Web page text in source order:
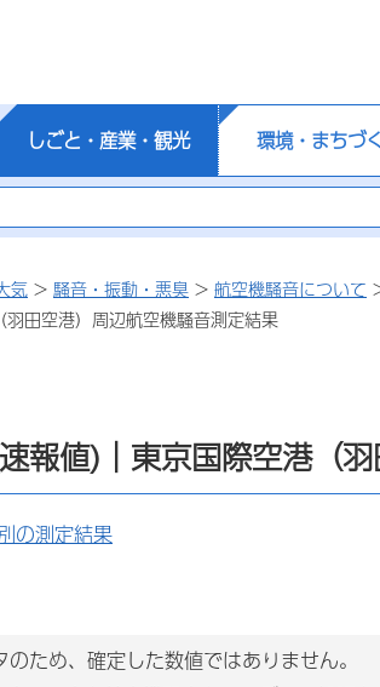
しごと・産業・観光 環境・まちづ
気 > 騒音・振動・悪臭 > 航空機騒音について
田空港）周辺航空機騒音測定結果
値)｜東京国際空港（
の測定結果
ため、確定した数値ではありません。